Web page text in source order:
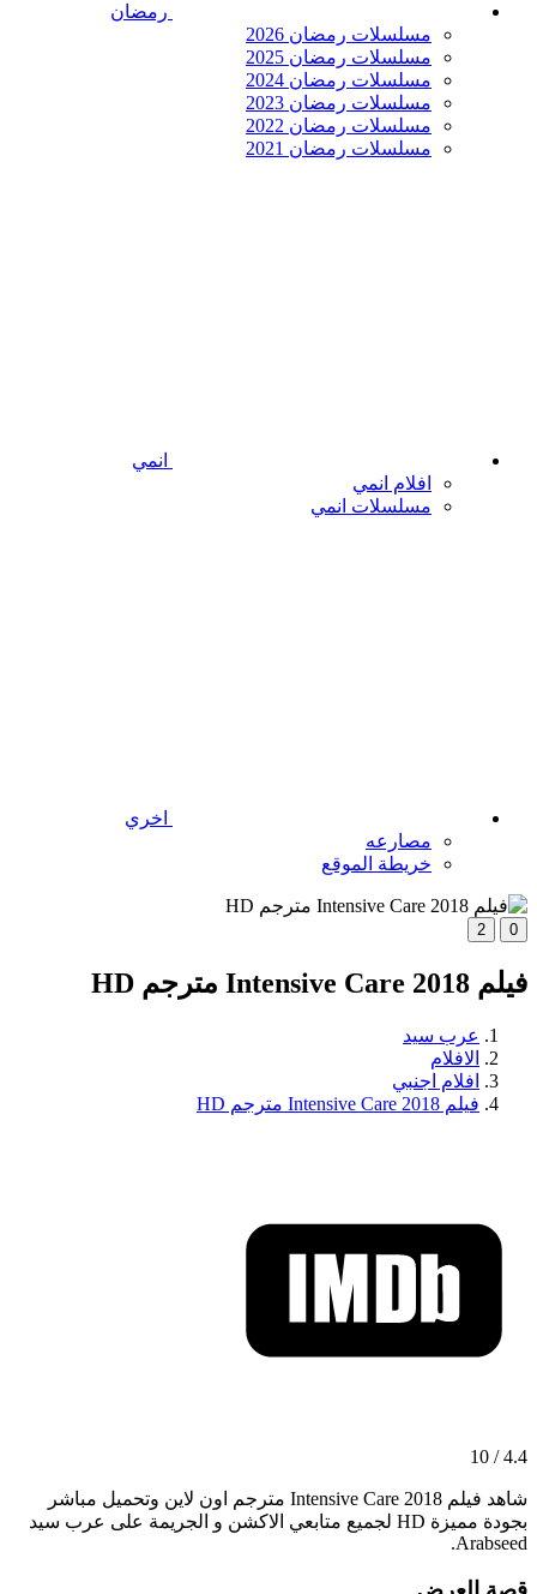
رمضان
مسلسلات رمضان 2026
مسلسلات رمضان 2025
مسلسلات رمضان 2024
مسلسلات رمضان 2023
مسلسلات رمضان 2022
مسلسلات رمضان 2021
انمي
افلام انمي
مسلسلات انمي
اخري
مصارعه
خريطة الموقع
0
2
فيلم Intensive Care 2018 مترجم HD
عرب سيد
الافلام
افلام اجنبي
فيلم Intensive Care 2018 مترجم HD
4.4 / 10
شاهد فيلم Intensive Care 2018 مترجم اون لاين وتحميل مباشر
بجودة مميزة HD لجميع متابعي الاكشن و الجريمة على عرب سيد
Arabseed.